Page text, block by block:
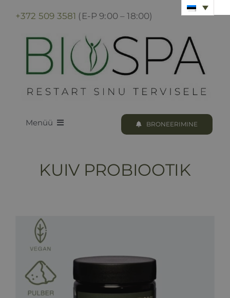
content
+372 509 3581 (E-P 9:00 – 18:00)
Menüü
KUURI BRONEERIMINE
HINNAKIRI
BLOGI
BRONEERIMINE
KUIV PROBIOOTIK